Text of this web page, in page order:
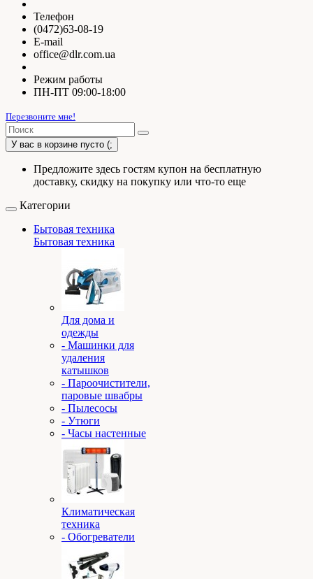
Телефон
(0472)63-08-19
E-mail
office@dlr.com.ua
Режим работы
ПН-ПТ 09:00-18:00
Перезвоните мне!
У вас в корзине пусто (;
Предложите здесь гостям купон на бесплатную
доставку, скидку на покупку или что-то еще
Категории
Бытовая техника
Бытовая техника
Для дома и
одежды
- Машинки для
удаления
катышков
- Пароочистители,
паровые швабры
- Пылесосы
- Утюги
- Часы настенные
Климатическая
техника
- Обогреватели